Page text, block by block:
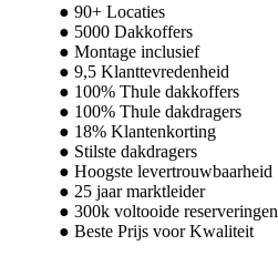
90+ Locaties
5000 Dakkoffers
Montage inclusief
9,5 Klanttevredenheid
100% Thule dakkoffers
100% Thule dakdragers
18% Klantenkorting
Stilste dakdragers
Hoogste levertrouwbaarheid
25 jaar marktleider
300k voltooide reserveringen
Beste Prijs voor Kwaliteit